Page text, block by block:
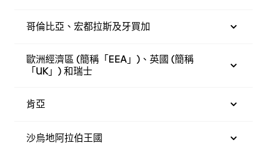
哥倫比亞、宏都拉斯及牙買加
歐洲經濟區 (簡稱「EEA」)、英國 (簡稱
「UK」) 和瑞士
肯亞
沙烏地阿拉伯王國